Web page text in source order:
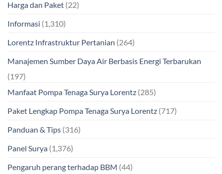
Harga dan Paket (22)
Informasi (1,310)
Lorentz Infrastruktur Pertanian (264)
Manajemen Sumber Daya Air Berbasis Energi Terbarukan
(197)
Manfaat Pompa Tenaga Surya Lorentz (285)
Paket Lengkap Pompa Tenaga Surya Lorentz (717)
Panduan & Tips (316)
Panel Surya (1,376)
Pengaruh perang terhadap BBM (44)